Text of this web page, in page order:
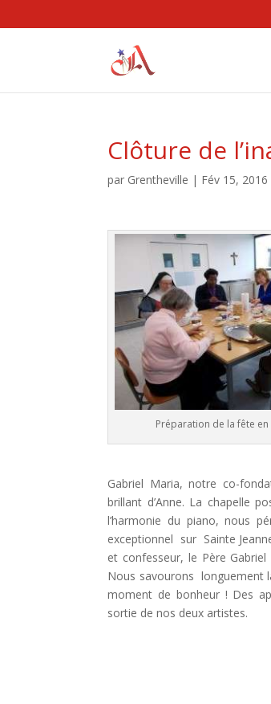
Clôture de
par Grentheville | Fév 15, 2016
Préparation de la fête en
Gabriel Maria, notre co-
brillant d’Anne. La chapelle
l’harmonie du piano, nous
exceptionnel sur Sainte
et confesseur, le Père
Nous savourons longuement
moment de bonheur ! Des
sortie de nos deux artistes.